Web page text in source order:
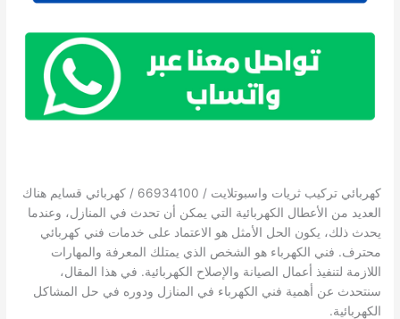
كهربائي تركيب ثريات واسبوتلايت / 66934100 / كهربائي قسايم هناك
العديد من الأعطال الكهربائية التي يمكن أن تحدث في المنازل، وعندما
يحدث ذلك، يكون الحل الأمثل هو الاعتماد على خدمات فني كهربائي
محترف. فني الكهرباء هو الشخص الذي يمتلك المعرفة والمهارات
اللازمة لتنفيذ أعمال الصيانة والإصلاح الكهربائية. في هذا المقال،
سنتحدث عن أهمية فني الكهرباء في المنازل ودوره في حل المشاكل
الكهربائية.